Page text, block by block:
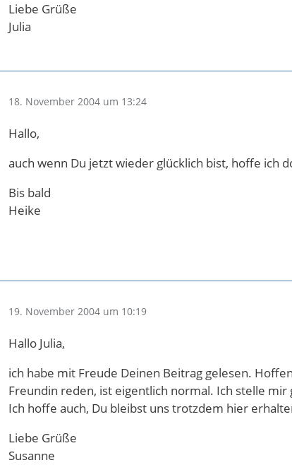
Liebe Grüße
Julia
18. November 2004 um 13:24
Hallo,
auch wenn Du jetzt wieder glücklich bist, hoffe ich
Bis bald
Heike
19. November 2004 um 10:19
Hallo Julia,
ich habe mit Freude Deinen Beitrag gelesen.
Freundin reden, ist eigentlich normal. Ich stelle
Ich hoffe auch, Du bleibst uns trotzdem hier
Liebe Grüße
Susanne